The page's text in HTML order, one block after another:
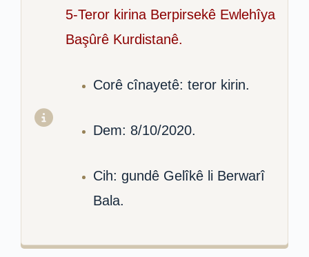
5-Teror kirina Berpirsekê Ewlehîya
Başûrê Kurdistanê.
Corê cînayetê: teror kirin.
Dem: 8/10/2020.
Cih: gundê Gelîkê li Berwarî
Bala.